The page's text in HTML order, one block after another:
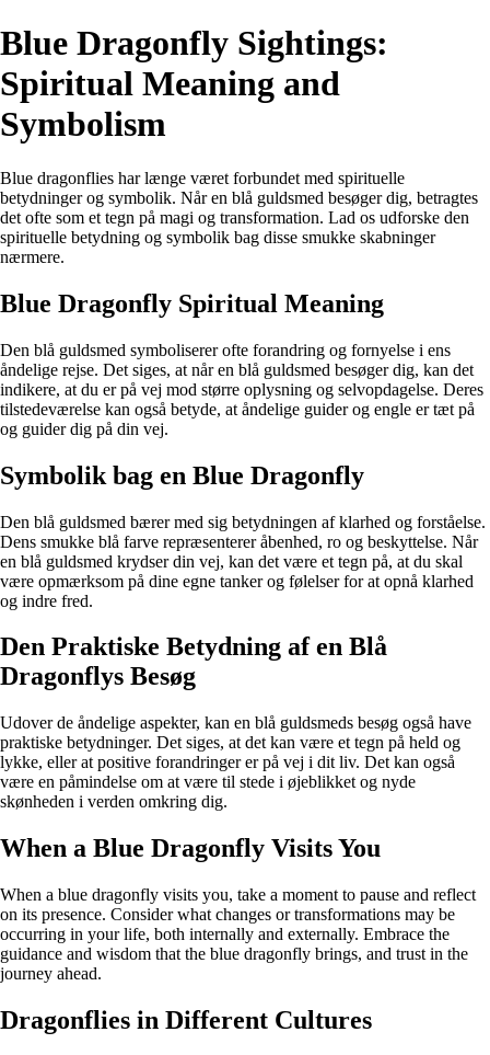
Blue Dragonfly Sightings:
Spiritual Meaning and
Symbolism
Blue dragonflies har længe været forbundet med spirituelle
betydninger og symbolik. Når en blå guldsmed besøger dig, betragtes
det ofte som et tegn på magi og transformation. Lad os udforske den
spirituelle betydning og symbolik bag disse smukke skabninger
nærmere.
Blue Dragonfly Spiritual Meaning
Den blå guldsmed symboliserer ofte forandring og fornyelse i ens
åndelige rejse. Det siges, at når en blå guldsmed besøger dig, kan det
indikere, at du er på vej mod større oplysning og selvopdagelse. Deres
tilstedeværelse kan også betyde, at åndelige guider og engle er tæt på
og guider dig på din vej.
Symbolik bag en Blue Dragonfly
Den blå guldsmed bærer med sig betydningen af klarhed og forståelse.
Dens smukke blå farve repræsenterer åbenhed, ro og beskyttelse. Når
en blå guldsmed krydser din vej, kan det være et tegn på, at du skal
være opmærksom på dine egne tanker og følelser for at opnå klarhed
og indre fred.
Den Praktiske Betydning af en Blå
Dragonflys Besøg
Udover de åndelige aspekter, kan en blå guldsmeds besøg også have
praktiske betydninger. Det siges, at det kan være et tegn på held og
lykke, eller at positive forandringer er på vej i dit liv. Det kan også
være en påmindelse om at være til stede i øjeblikket og nyde
skønheden i verden omkring dig.
When a Blue Dragonfly Visits You
When a blue dragonfly visits you, take a moment to pause and reflect
on its presence. Consider what changes or transformations may be
occurring in your life, both internally and externally. Embrace the
guidance and wisdom that the blue dragonfly brings, and trust in the
journey ahead.
Dragonflies in Different Cultures